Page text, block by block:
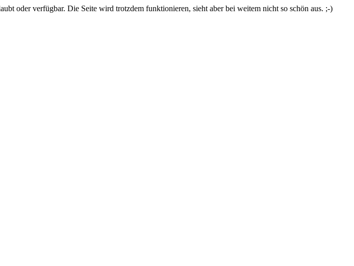
oder verfügbar. Die Seite wird trotzdem funktionieren, sieht aber bei weitem nicht so schön aus. ;-)